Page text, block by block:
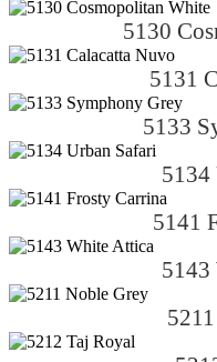
5130
5131
5133
5134
5141
5143